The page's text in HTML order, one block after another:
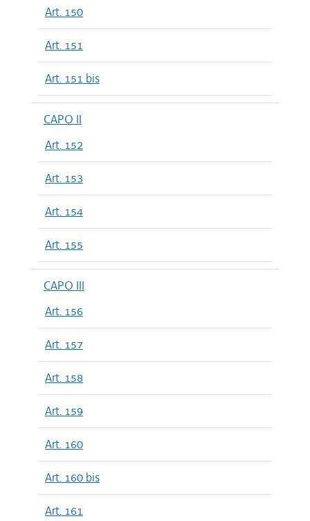
Art. 150
Art. 151
Art. 151 bis
CAPO II
Art. 152
Art. 153
Art. 154
Art. 155
CAPO III
Art. 156
Art. 157
Art. 158
Art. 159
Art. 160
Art. 160 bis
Art. 161